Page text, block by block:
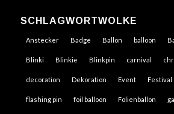
SCHLAGWORTWOLKE
Anstecker Badge Ballon balloon
Blinki Blinkie Blinkpin carnival
decoration Dekoration Event Festival
flashing pin foil balloon Folienballon